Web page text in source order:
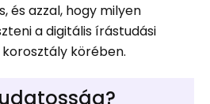
és azzal, hogy milyen
a digitális írástudási
körében.